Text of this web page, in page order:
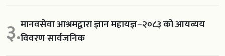
३.मानवसेवा आश्रमद्वारा ज्ञान महायज्ञ–२०८३ को आयव्यय
विवरण सार्वजनिक